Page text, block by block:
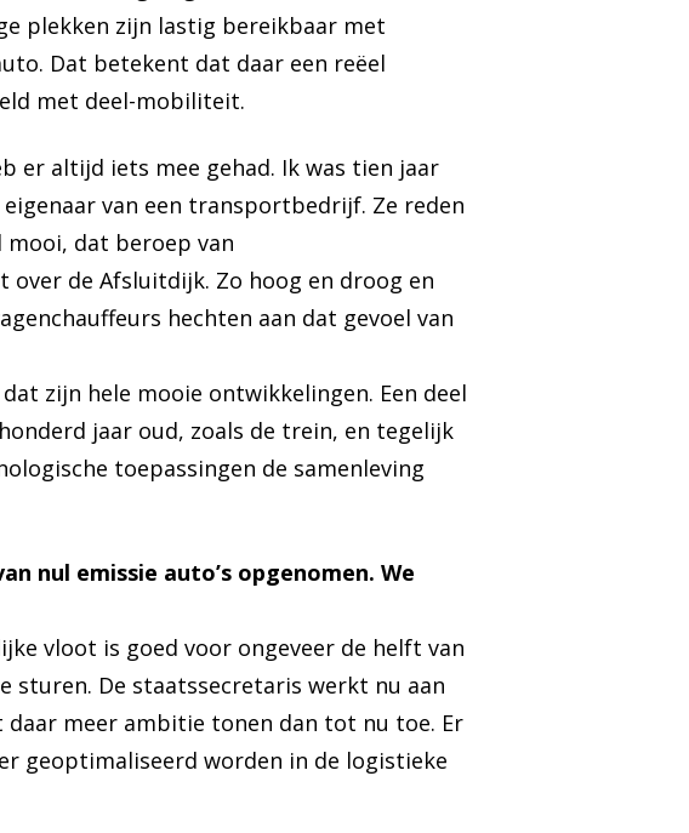
plekken zijn lastig bereikbaar met
Dat betekent dat daar een reëel
met deel-mobiliteit.
altijd iets mee gehad. Ik was tien jaar
van een transportbedrijf. Ze reden
dat beroep van
de Afsluitdijk. Zo hoog en droog en
hechten aan dat gevoel van
zijn hele mooie ontwikkelingen. Een deel
jaar oud, zoals de trein, en tegelijk
toepassingen de samenleving
nul emissie auto’s opgenomen. We
vloot is goed voor ongeveer de helft van
De staatssecretaris werkt nu aan
meer ambitie tonen dan tot nu toe. Er
geoptimaliseerd worden in de logistieke